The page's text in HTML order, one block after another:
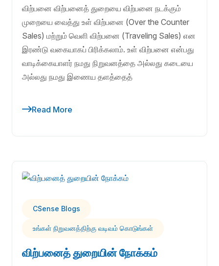
விற்பனை விற்பனைத் துறையை விற்பனை நடக்கும்
முறையை வைத்து உள் விற்பனை (Over the Counter
Sales) மற்றும் வெளி விற்பனை (Traveling Sales) என
இரண்டு வகையாகப் பிரிக்கலாம். உள் விற்பனை என்பது
வாடிக்கையாளர் நமது நிறுவனத்தை அல்லது கடையை
அல்லது நமது இணைய தளத்தைத்
Read More
CSense Blogs
உங்கள் நிறுவனத்திற்கு வடிவம் கொடுங்கள்
விற்பனைத் துறையின் நோக்கம்